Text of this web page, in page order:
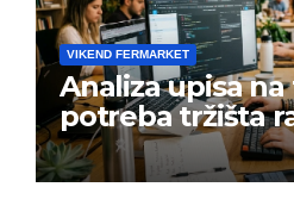
VIKEND FERMARKET
Analiza upisa
potreba tržišta